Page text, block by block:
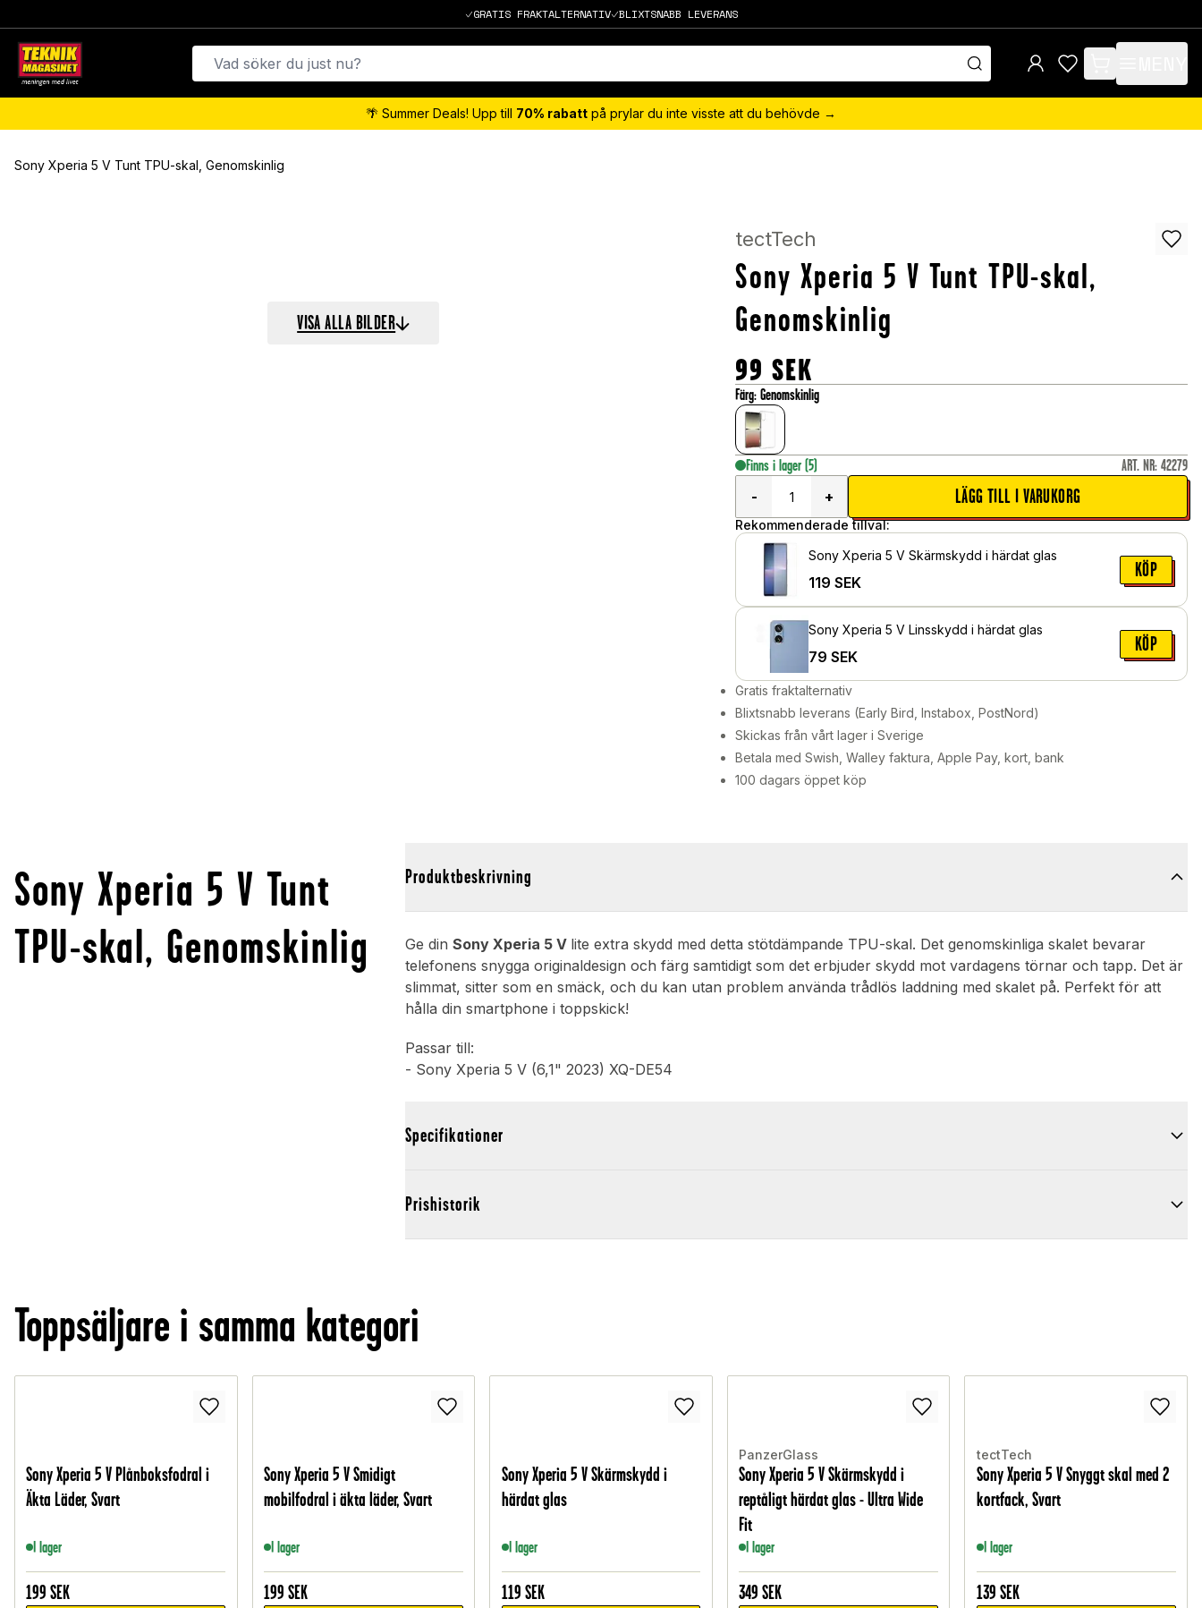
GRATIS FRAKTALTERNATIV BLIXTSNABB LEVERANS
items in cart, view
🌴 Summer Deals! Upp till 70% rabatt på prylar du inte visste att du behövde →
Sony Xperia 5 V Tunt TPU-skal, Genomskinlig
VISA ALLA BILDER
tectTech
Sony Xperia 5 V Tunt TPU-skal,
Genomskinlig
99 SEK
Färg:Genomskinlig
Finns i lager (5) ART. NR: 42279
-
+ LÄGG TILL I VARUKORG
Rekommenderade tillval:
Sony Xperia 5 V Skärmskydd i härdat glas
119 SEK
KÖP
Sony Xperia 5 V Linsskydd i härdat glas
79 SEK
KÖP
Gratis fraktalternativ
Blixtsnabb leverans (Early Bird, Instabox, PostNord)
Skickas från vårt lager i Sverige
Betala med Swish, Walley faktura, Apple Pay, kort, bank
100 dagars öppet köp
Sony Xperia 5 V Tunt
TPU-skal, Genomskinlig
Produktbeskrivning
Ge dinSony Xperia 5 V lite extra skydd med detta stötdämpande TPU-skal. Det genomskinliga skalet bevarar
telefonens snygga originaldesign och färg samtidigt som det erbjuder skydd mot vardagens törnar och tapp. Det är
slimmat, sitter som en smäck, och du kan utan problem använda trådlös laddning med skalet på. Perfekt för att
hålla din smartphone i toppskick!
Passar till:
- Sony Xperia 5 V (6,1" 2023) XQ-DE54
Specifikationer
Prishistorik
Toppsäljare i samma kategori
Sony Xperia 5 V Plånboksfodral i
Äkta Läder, Svart
I lager
199 SEK
Sony Xperia 5 V Smidigt
mobilfodral i äkta läder, Svart
I lager
199 SEK
Sony Xperia 5 V Skärmskydd i
härdat glas
I lager
119 SEK
PanzerGlass
Sony Xperia 5 V Skärmskydd i
reptåligt härdat glas - Ultra Wide
Fit
I lager
349 SEK
tectTech
Sony Xperia 5 V Snyggt skal med 2
kortfack, Svart
I lager
139 SEK